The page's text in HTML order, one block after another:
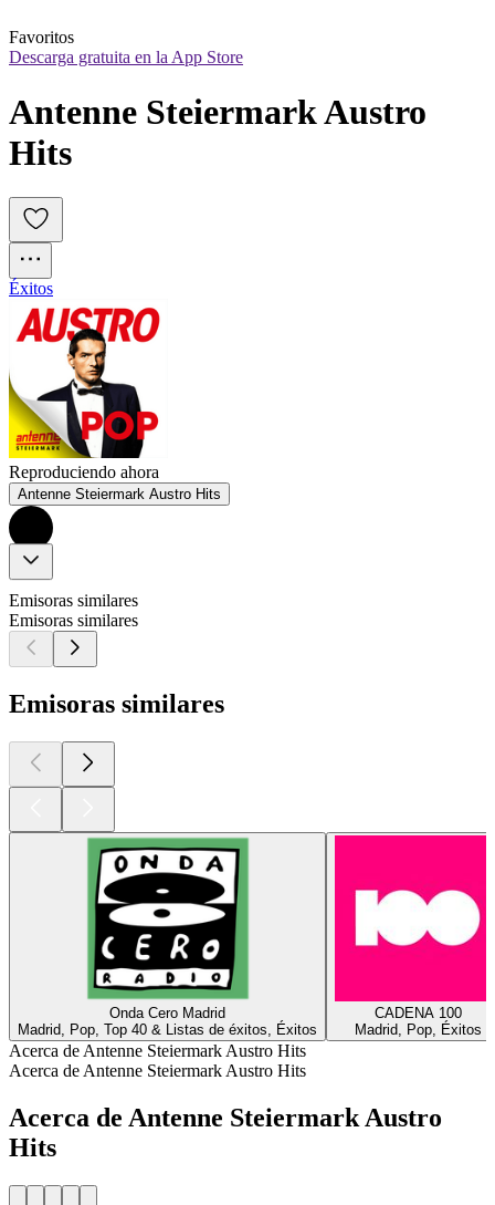
Favoritos
Descarga gratuita en la App Store
Antenne Steiermark Austro
Hits
Éxitos
Reproduciendo ahora
Antenne Steiermark Austro Hits
Emisoras similares
Emisoras similares
Emisoras similares
Onda Cero Madrid
Madrid, Pop, Top 40 & Listas de éxitos, Éxitos
CADENA 100
Madrid, Pop, Éxitos
Acerca de Antenne Steiermark Austro Hits
Acerca de Antenne Steiermark Austro Hits
Acerca de Antenne Steiermark Austro
Hits